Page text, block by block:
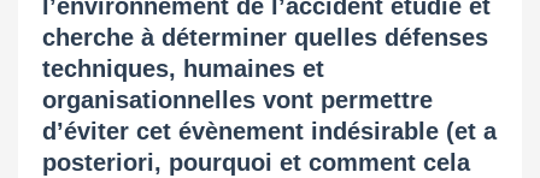
l’environnement de l’accident étudié et
cherche à déterminer quelles défenses
techniques, humaines et
organisationnelles vont permettre
d’éviter cet évènement indésirable (et a
posteriori, pourquoi et comment cela